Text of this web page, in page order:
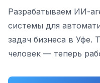
Разрабатываем ИИ-
системы для
задач бизнеса в Уфе.
человек — теперь